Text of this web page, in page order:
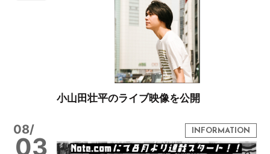
小山田壮平のライブ映像を公開
08/
03